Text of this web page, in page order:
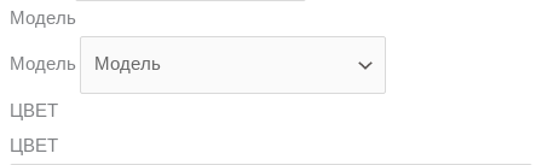
Модель
Модель
ЦВЕТ
ЦВЕТ